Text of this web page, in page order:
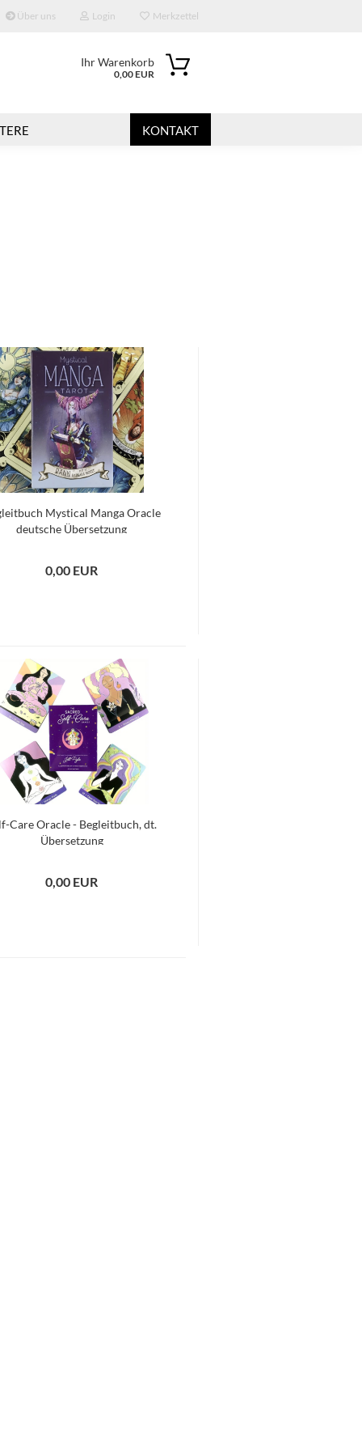
Über uns Login Merkzettel
Ihr Warenkorb
0,00 EUR
KONTAKT
Mystical Manga Oracle
deutsche Übersetzung
0,00 EUR
Care Oracle - Begleitbuch, dt.
Übersetzung
0,00 EUR